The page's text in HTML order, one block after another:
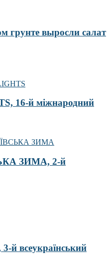
грунте выросли салат
16-й міжнародний
ЗИМА, 2-й
всеукраїнський